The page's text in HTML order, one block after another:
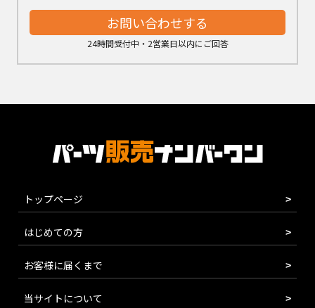
お問い合わせする
24時間受付中・2営業日以内にご回答
トップページ
はじめての方
お客様に届くまで
当サイトについて